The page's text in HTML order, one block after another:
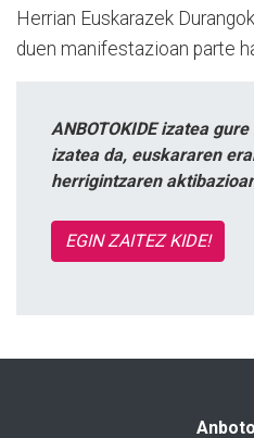
Herrian Euskarazek
duen manifestazioan parte
ANBOTOKIDE izatea
izatea da, euskararen
herrigintzaren
EGIN ZAITEZ KIDE!